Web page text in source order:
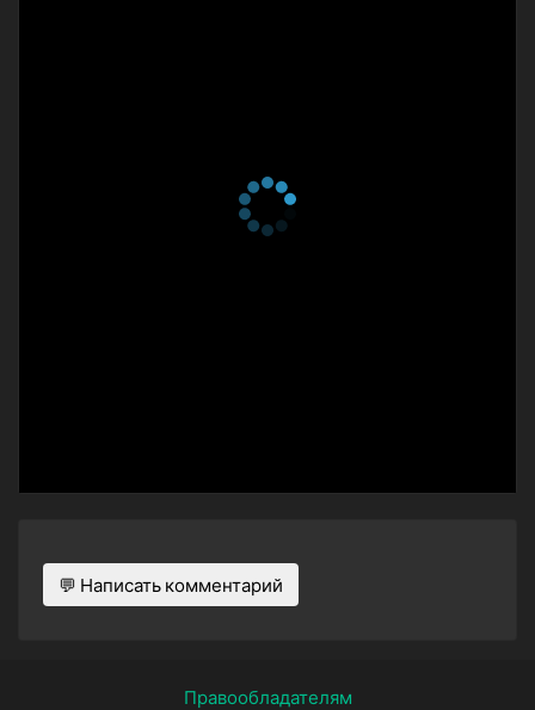
💬 Написать комментарий
Правообладателям